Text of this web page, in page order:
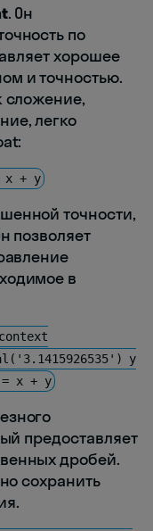
. Он
по
хорошее
и точностью.
сложение,
легко
x + y
точности,
позволяет
в
y
= x + y
предоставляет
дробей.
сохранить